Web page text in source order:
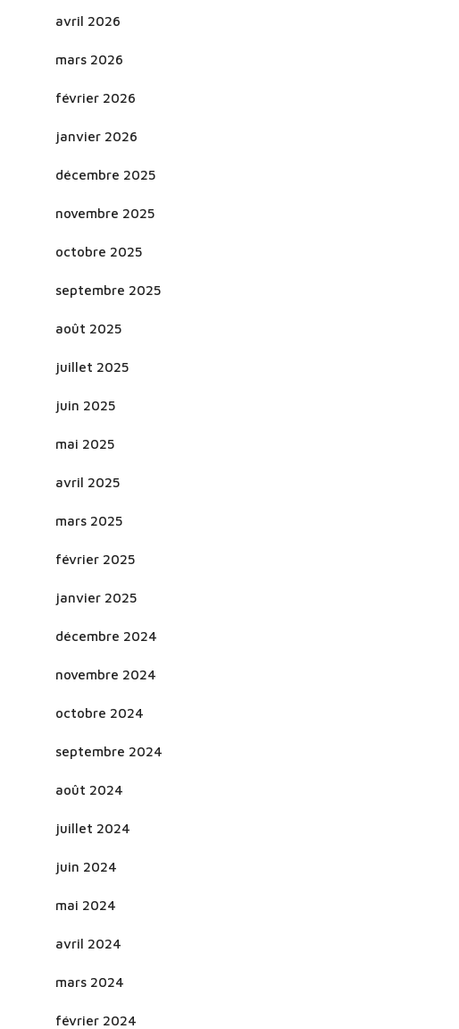
avril 2026
mars 2026
février 2026
janvier 2026
décembre 2025
novembre 2025
octobre 2025
septembre 2025
août 2025
juillet 2025
juin 2025
mai 2025
avril 2025
mars 2025
février 2025
janvier 2025
décembre 2024
novembre 2024
octobre 2024
septembre 2024
août 2024
juillet 2024
juin 2024
mai 2024
avril 2024
mars 2024
février 2024